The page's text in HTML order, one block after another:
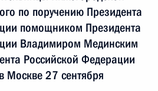
по поручению Президента
помощником Президента
Владимиром Мединским
Российской Федерации
Москве 27 сентября